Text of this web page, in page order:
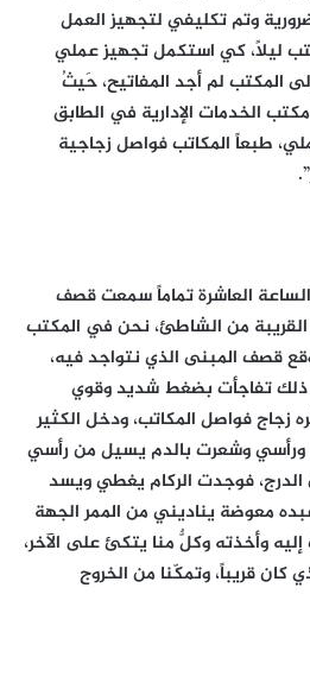
وتم تكليفي لتجهيز العمل
ليلاً، كي استكمل تجهيز عملي
المكتب لم أجد المفاتيح، حَيثُ
الخدمات الإدارية في الطابق
طبعاً المكاتب فواصل زجاجية
العاشرة تماماً سمعت قصف
من الشاطئ، نحن في المكتب
قصف المبنى الذي نتواجد فيه،
تفاجأت بضغط شديد وقوي
زجاج فواصل المكاتب، ودخل الكثير
وشعرت بالدم يسيل من رأسي
فوجدت الركام يغطي ويسد
عبده معوضة يناديني من الممر الجهة
وأخذته وكلٌّ منا يتكئ على الآخر،
كان قريباً، وتمكّنا من الخروج